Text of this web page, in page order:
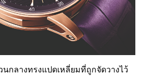
นกลางทรงแปดเหลี่ยมที่ถูกจัดวางไว้